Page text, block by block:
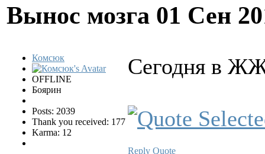
Вынос мозга 01 Сен
Комсюк
OFFLINE
Боярин
Posts: 2039
Thank you received: 177
Karma: 12
Сегодня в
Reply Quote